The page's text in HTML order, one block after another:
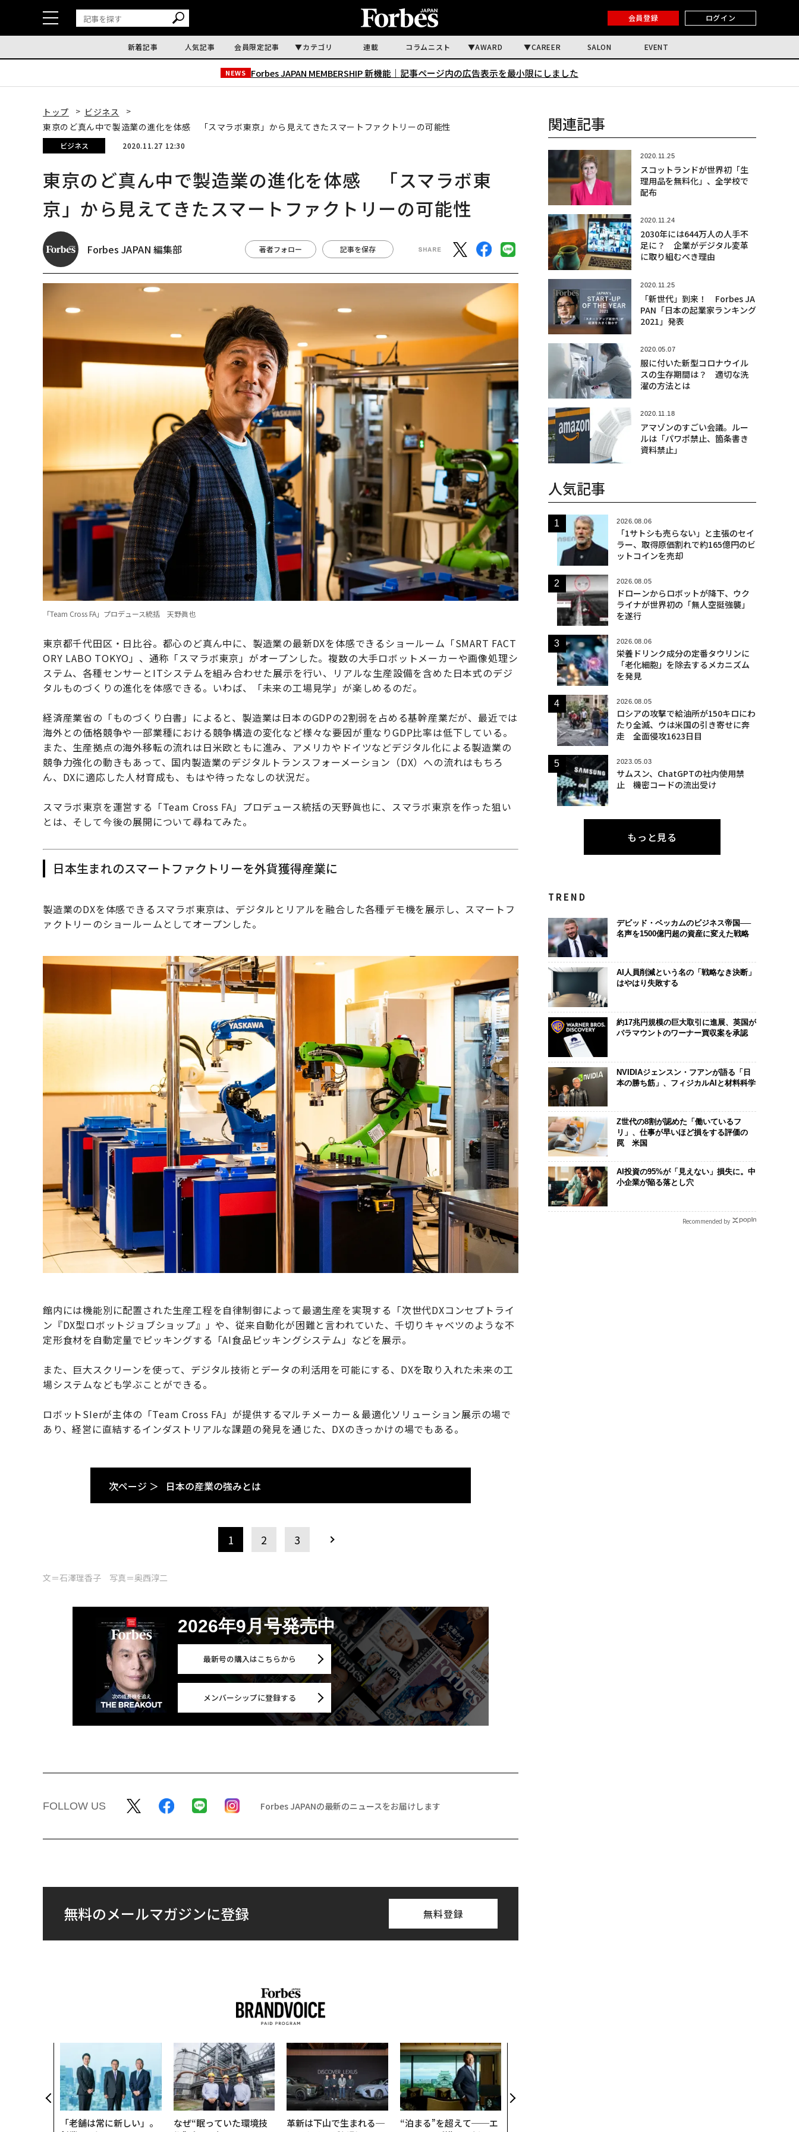
会員登録 ログイン
新着記事 人気記事 会員限定記事 カテゴリ 連載 コラムニスト AWARD CAREER SALON EVENT
NEWS Forbes JAPAN MEMBERSHIP 新機能｜ 記事ページ内の広告表示を最小限にしました
トップ
ビジネス
東京のど真ん中で製造業の進化を体感 「スマラボ東京」から見えてきたスマートファクトリーの可能性
ビジネス 2020.11.27 12:30
東京のど真ん中で製造業の進化を体感 「スマラボ東
京」から見えてきたスマートファクトリーの可能性
Forbes JAPAN 編集部 著者フォロー 記事を保存
「Team Cross FA」プロデュース統括 天野眞也
東京都千代田区・日比谷。都心のど真ん中に、製造業の最新DXを体感できるショールーム「SMART FACT
ORY LABO TOKYO」、通称「スマラボ東京」がオープンした。複数の大手ロボットメーカーや画像処理シ
ステム、各種センサーとITシステムを組み合わせた展示を行い、リアルな生産設備を含めた日本式のデジ
タルものづくりの進化を体感できる。いわば、「未来の工場見学」が楽しめるのだ。
経済産業省の「ものづくり白書」によると、製造業は日本のGDPの2割弱を占める基幹産業だが、最近では
海外との価格競争や一部業種における競争構造の変化など様々な要因が重なりGDP比率は低下している。
また、生産拠点の海外移転の流れは日米欧ともに進み、アメリカやドイツなどデジタル化による製造業の
競争力強化の動きもあって、国内製造業のデジタルトランスフォーメーション（DX）への流れはもちろ
ん、DXに適応した人材育成も、もはや待ったなしの状況だ。
スマラボ東京を運営する「Team Cross FA」プロデュース統括の天野眞也に、スマラボ東京を作った狙い
とは、そして今後の展開について尋ねてみた。
日本生まれのスマートファクトリーを外貨獲得産業に
製造業のDXを体感できるスマラボ東京は、デジタルとリアルを融合した各種デモ機を展示し、スマートフ
ァクトリーのショールームとしてオープンした。
館内には機能別に配置された生産工程を自律制御によって最適生産を実現する「次世代DXコンセプトライ
ン『DX型ロボットジョブショップ』」や、従来自動化が困難と言われていた、千切りキャベツのような不
定形食材を自動定量でピッキングする「AI食品ピッキングシステム」などを展示。
また、巨大スクリーンを使って、デジタル技術とデータの利活用を可能にする、DXを取り入れた未来の工
場システムなども学ぶことができる。
ロボットSIerが主体の「Team Cross FA」が提供するマルチメーカー＆最適化ソリューション展示の場で
あり、経営に直結するインダストリアルな課題の発見を通じた、DXのきっかけの場でもある。
次ページ ＞ 日本の産業の強みとは
1 2 3
文＝石澤理香子 写真＝奥西淳二
2026年9月号発売中
最新号の購入はこちらから
メンバーシップに登録する
FOLLOW US Forbes JAPANの最新のニュースをお届けします
無料のメールマガジンに登録 無料登録
「老舗は常に新しい」。
なぜ“眠っていた環境技
革新は下山で生まれる─
“泊まる”を超えて──エ
く”企業へ【NTTドコモ
関連記事
2020.11.25
スコットランドが世界初「生
理用品を無料化」、全学校で
配布
2020.11.24
2030年には644万人の人手不
足に？ 企業がデジタル変革
に取り組むべき理由
2020.11.25
「新世代」到来！ Forbes JA
PAN「日本の起業家ランキング
2021」発表
2020.05.07
服に付いた新型コロナウイル
スの生存期間は？ 適切な洗
濯の方法とは
2020.11.18
アマゾンのすごい会議。ルー
ルは「パワポ禁止、箇条書き
資料禁止」
人気記事
2026.08.06
「1サトシも売らない」と主張のセイ
ラー、取得原価割れで約165億円のビ
ットコインを売却
2026.08.05
ドローンからロボットが降下、ウク
ライナが世界初の「無人空挺強襲」
を遂行
2026.08.06
栄養ドリンク成分の定番タウリンに
「老化細胞」を除去するメカニズム
を発見
2026.08.05
ロシアの攻撃で給油所が150キロにわ
たり全滅、ウは米国の引き寄せに奔
走 全面侵攻1623日目
2023.05.03
サムスン、ChatGPTの社内使用禁
止 機密コードの流出受け
もっと見る
TREND
デビッド・ベッカムのビジネス帝国──
名声を1500億円超の資産に変えた戦略
AI人員削減という名の「戦略なき決断」
はやはり失敗する
約17兆円規模の巨大取引に進展、英国が
パラマウントのワーナー買収案を承認
NVIDIAジェンスン・フアンが語る「日
本の勝ち筋」、フィジカルAIと材料科学
Z世代の8割が認めた「働いているフ
リ」、仕事が早いほど損をする評価の
罠 米国
AI投資の95%が「見えない」損失に。中
小企業が陥る落とし穴
Recommended by